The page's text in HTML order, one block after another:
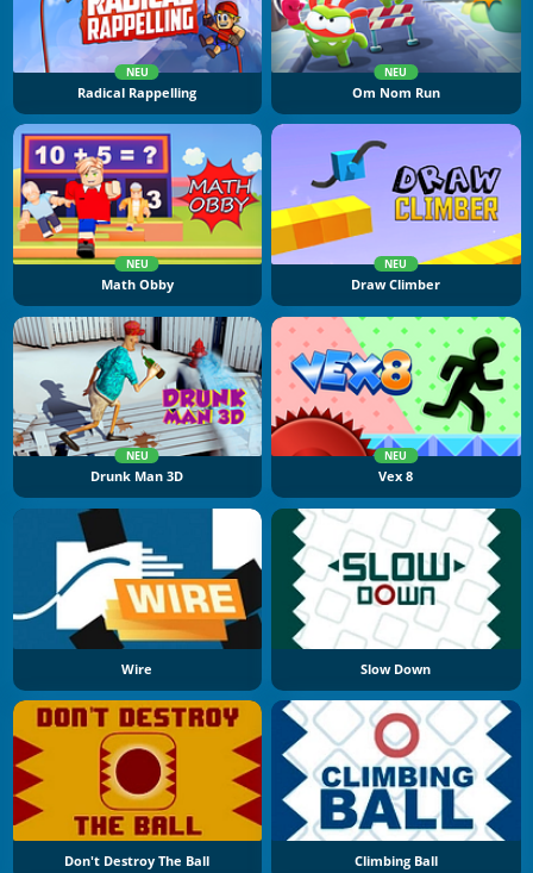
NEU
Radical Rappelling
NEU
Om Nom Run
NEU
Math Obby
NEU
Draw Climber
NEU
Drunk Man 3D
NEU
Vex 8
Wire Slow Down
Don't Destroy The Ball Climbing Ball